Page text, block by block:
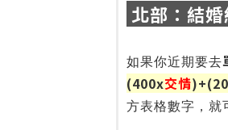
北部：結
如果你近期要去
(400x交情
方表格數字，就